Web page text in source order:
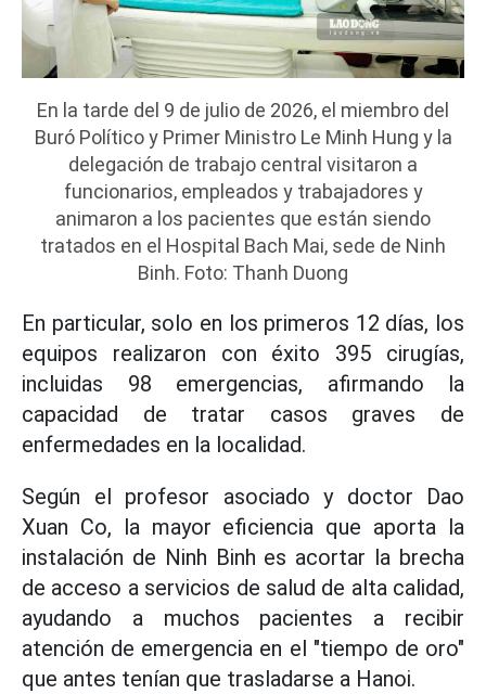
En la tarde del 9 de julio de 2026, el miembro del
Buró Político y Primer Ministro Le Minh Hung y la
delegación de trabajo central visitaron a
funcionarios, empleados y trabajadores y
animaron a los pacientes que están siendo
tratados en el Hospital Bach Mai, sede de Ninh
Binh. Foto: Thanh Duong
En particular, solo en los primeros 12 días, los
equipos realizaron con éxito 395 cirugías,
incluidas 98 emergencias, afirmando la
capacidad de tratar casos graves de
enfermedades en la localidad.
Según el profesor asociado y doctor Dao
Xuan Co, la mayor eficiencia que aporta la
instalación de Ninh Binh es acortar la brecha
de acceso a servicios de salud de alta calidad,
ayudando a muchos pacientes a recibir
atención de emergencia en el "tiempo de oro"
que antes tenían que trasladarse a Hanoi.